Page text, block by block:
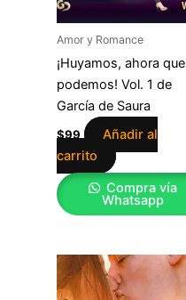
Amor y Romance
¡Huyamos, ahora que
podemos! Vol. 1 de
García de Saura
$99
Añadir al
carrito
Compra vía
Whatsapp